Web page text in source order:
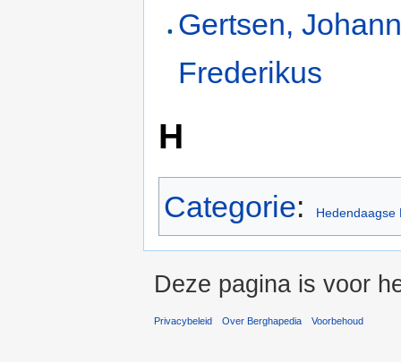
Gertsen,
Frederikus
H
Categorie: Hedendaagse
Deze pagina is voor
Privacybeleid Over Berghapedia Voorbehoud